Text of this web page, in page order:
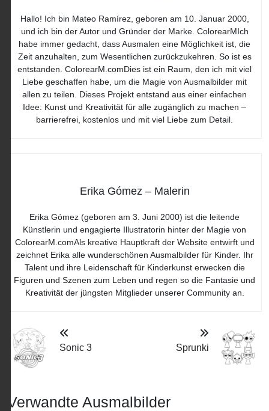
Hallo! Ich bin Mateo Ramírez, geboren am 10. Januar 2000,
und ich bin der Autor und Gründer der Marke. ColorearMIch
habe immer gedacht, dass Ausmalen eine Möglichkeit ist, die
Zeit anzuhalten, zum Wesentlichen zurückzukehren. So ist es
entstanden. ColorearM.comDies ist ein Raum, den ich mit viel
Liebe geschaffen habe, um die Magie von Ausmalbilder mit
allen zu teilen. Dieses Projekt entstand aus einer einfachen
Idee: Kunst und Kreativität für alle zugänglich zu machen –
barrierefrei, kostenlos und mit viel Liebe zum Detail.
Erika Gómez – Malerin
Erika Gómez (geboren am 3. Juni 2000) ist die leitende
Künstlerin und engagierte Illustratorin hinter der Magie von
ColorearM.comAls kreative Hauptkraft der Website entwirft und
zeichnet Erika alle wunderschönen Ausmalbilder für Kinder. Ihr
Talent und ihre Leidenschaft für Kinderkunst erwecken die
Figuren und Szenen zum Leben und regen so die Fantasie und
Kreativität der jüngsten Mitglieder unserer Community an.
Sonic 3 Sprunki
Verwandte Ausmalbilder